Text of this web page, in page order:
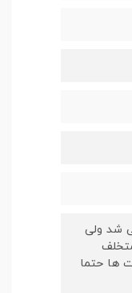
شد ولی
ها حتما